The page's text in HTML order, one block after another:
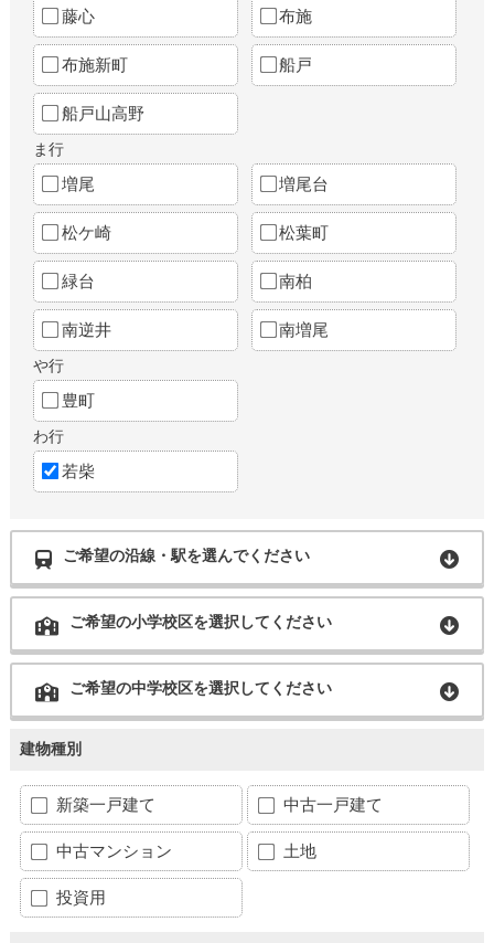
藤心 布施
布施新町 船戸
船戸山高野
ま行
増尾 増尾台
松ケ崎 松葉町
緑台 南柏
南逆井 南増尾
や行
豊町
わ行
若柴
ご希望の沿線・駅を選んでください
ご希望の小学校区を選択してください
ご希望の中学校区を選択してください
建物種別
新築一戸建て 中古一戸建て
中古マンション 土地
投資用